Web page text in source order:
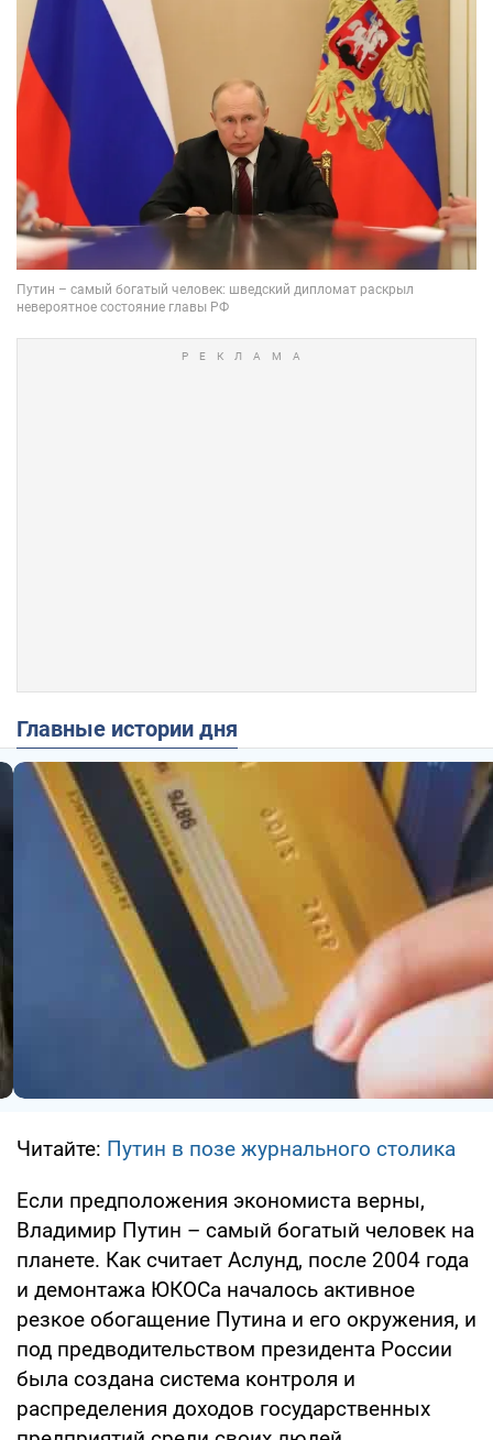
Главные истории дня
Читайте: Путин в позе журнального столика
Если предположения экономиста верны,
Владимир Путин – самый богатый человек на
планете. Как считает Аслунд, после 2004 года
и демонтажа ЮКОСа началось активное
резкое обогащение Путина и его окружения, и
под предводительством президента России
была создана система контроля и
распределения доходов государственных